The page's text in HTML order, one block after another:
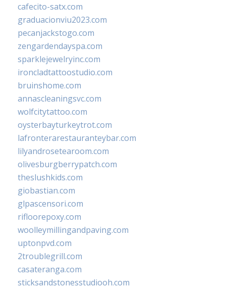
cafecito-satx.com
graduacionviu2023.com
pecanjackstogo.com
zengardendayspa.com
sparklejewelryinc.com
ironcladtattoostudio.com
bruinshome.com
annascleaningsvc.com
wolfcitytattoo.com
oysterbayturkeytrot.com
lafronterarestauranteybar.com
lilyandrosetearoom.com
olivesburgberrypatch.com
theslushkids.com
giobastian.com
glpascensori.com
rifloorepoxy.com
woolleymillingandpaving.com
uptonpvd.com
2troublegrill.com
casateranga.com
sticksandstonesstudiooh.com